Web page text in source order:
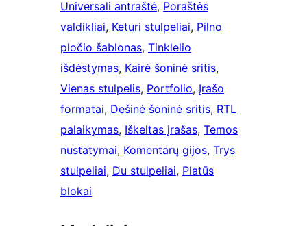
Universali antraštė, Poraštės
valdikliai, Keturi stulpeliai, Pilno
pločio šablonas, Tinklelio
išdėstymas, Kairė šoninė sritis
Vienas stulpelis, Portfolio, Įrašo
formatai, Dešinė šoninė sritis, RTL
palaikymas, Iškeltas įrašas, Temos
nustatymai, Komentarų gijos, Trys
stulpeliai, Du stulpeliai, Platūs
blokai